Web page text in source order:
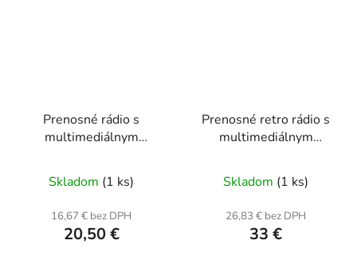
Prenosné rádio s
multimediálnym
bezdrôtovým
reproduktorom
Bluetooth, 3-pásmov
Skladom (1 ks)
16,67 € bez DPH
20,50 €
Prenosné retro rádio s
multimediálnym
reproduktorom, 3-
pásmovým rádiom,
prehr
Skladom (1 ks)
26,83 € bez DPH
33 €